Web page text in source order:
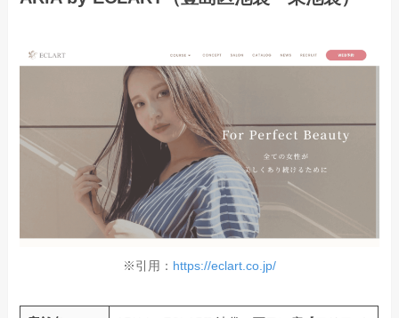
※引用： https://eclart.co.jp/